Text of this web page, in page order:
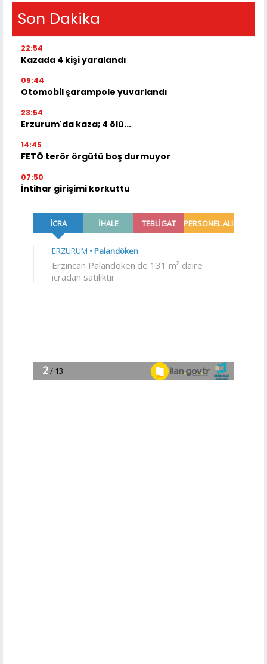
Son Dakika
22:54
Kazada 4 kişi yaralandı
05:44
Otomobil şarampole yuvarlandı
23:54
Erzurum'da kaza; 4 ölü...
14:45
FETÖ terör örgütü boş durmuyor
07:50
İntihar girişimi korkuttu